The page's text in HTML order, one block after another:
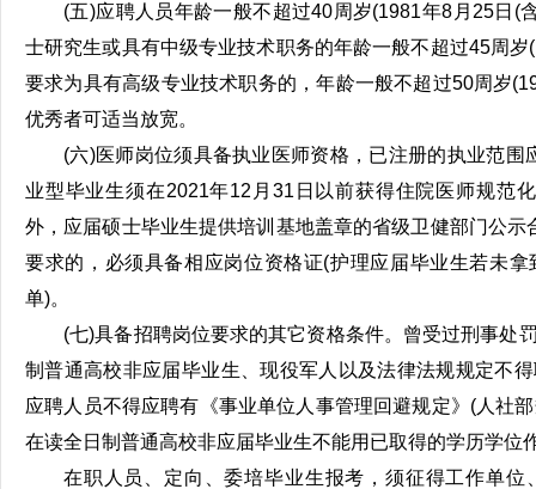
(五)应聘人员年龄一般不超过40周岁(1981年8月25日(
士研究生或具有中级专业技术职务的年龄一般不超过45周
要求为具有高级专业技术职务的，年龄一般不超过50周岁
优秀者可适当放宽。
(六)医师岗位须具备执业医师资格，已注册的执业范围
业型毕业生须在2021年12月31日以前获得住院医师规范
外，应届硕士毕业生提供培训基地盖章的省级卫健部门公
要求的，必须具备相应岗位资格证(护理应届毕业生若未
单)。
(七)具备招聘岗位要求的其它资格条件。曾受过刑事处
制普通高校非应届毕业生、现役军人以及法律法规规定不
应聘人员不得应聘有《事业单位人事管理回避规定》(人社
在读全日制普通高校非应届毕业生不能用已取得的学历学位
在职人员、定向、委培毕业生报考，须征得工作单位